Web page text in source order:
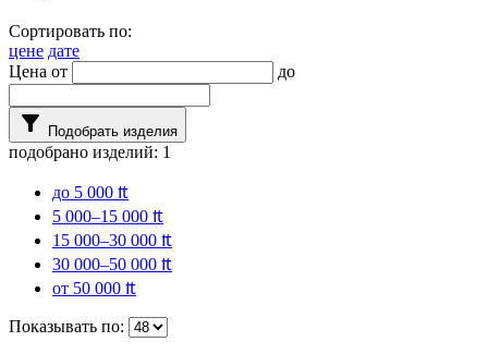
Сортировать по:
цене дате
Цена от
до
filter_alt Подобрать изделия
подобрано изделий: 1
до 5 000 ₶
5 000–15 000 ₶
15 000–30 000 ₶
30 000–50 000 ₶
от 50 000 ₶
Показывать по: